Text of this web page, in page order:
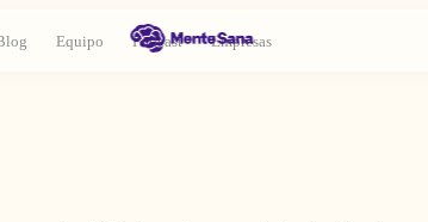
Equipo Podcast Empresas